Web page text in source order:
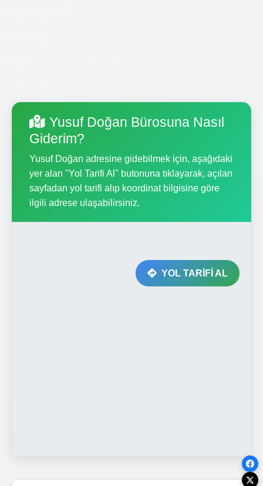
Yusuf Doğan Bürosuna Nasıl
Giderim?
Yusuf Doğan adresine gidebilmek için, aşağıdaki
yer alan "Yol Tarifi Al" butonuna tıklayarak, açılan
sayfadan yol tarifi alıp koordinat bilgisine göre
ilgili adrese ulaşabilirsiniz.
YOL TARİFİ AL